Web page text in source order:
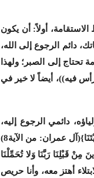
أولاً: أن يكون
دائم الرجوع إلى الله،
تحتاج إلى الصبر؛ ولهذا
فيه))، أيضاً لا خير في
دائمي الرجوع إليه،
(آل عمران: من الآية8)
مِنْ قَبْلِنَا رَبَّنَا وَلا تُحَمِّلْنَا
أهتز معه، وأنا حريص